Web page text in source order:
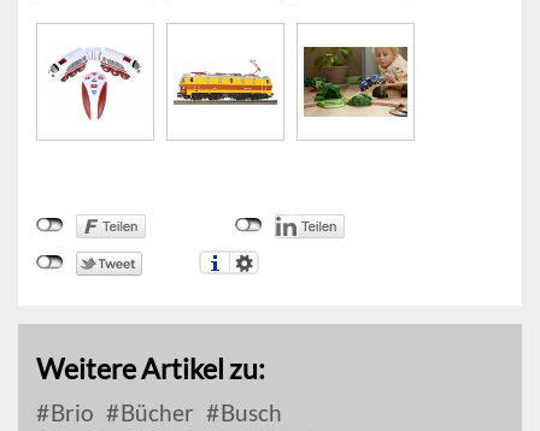
Weitere Artikel zu:
Brio Bücher
Busch